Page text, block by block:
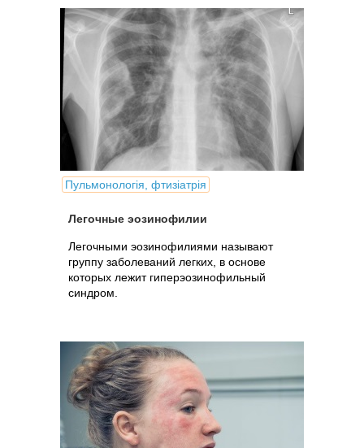
Пульмонологія, фтизіатрія
Легочные эозинофилии
Легочными эозинофилиями называют
группу заболеваний легких, в основе
которых лежит гиперэозинофильный
синдром.